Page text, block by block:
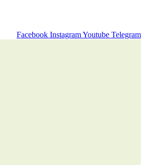
Facebook InstagramYoutube Telegram